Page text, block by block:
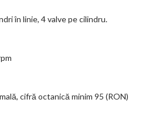
în linie, 4 valve pe cilindru.
cifră octanică minim 95 (RON)